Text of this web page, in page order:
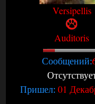
Versipellis
Auditoris
Сообщений:
Пришел: 01